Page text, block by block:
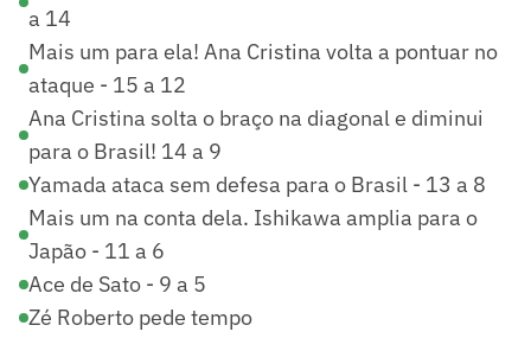
a 14
Mais um para ela! Ana Cristina volta a pontuar no
ataque - 15 a 12
Ana Cristina solta o braço na diagonal e diminui
para o Brasil! 14 a 9
Yamada ataca sem defesa para o Brasil - 13 a 8
Mais um na conta dela. Ishikawa amplia para o
Japão - 11 a 6
Ace de Sato - 9 a 5
Zé Roberto pede tempo